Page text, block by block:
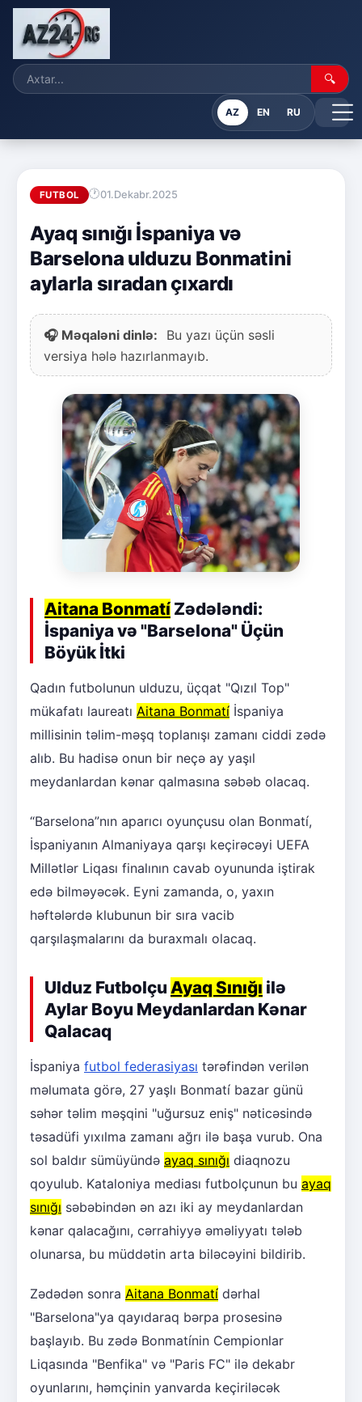
🔍
AZ EN RU
FUTBOL 01.Dekabr.2025
Ayaq sınığı İspaniya və
Barselona ulduzu Bonmatini
aylarla sıradan çıxardı
🎧 Məqaləni dinlə:
Bu yazı üçün səsli
versiya hələ hazırlanmayıb.
Aitana Bonmatí Zədələndi:
İspaniya və "Barselona" Üçün
Böyük İtki
Qadın futbolunun ulduzu, üçqat "Qızıl Top"
mükafatı laureatı Aitana Bonmatí İspaniya
millisinin təlim-məşq toplanışı zamanı ciddi zədə
alıb. Bu hadisə onun bir neçə ay yaşıl
meydanlardan kənar qalmasına səbəb olacaq.
“Barselona”nın aparıcı oyunçusu olan Bonmatí,
İspaniyanın Almaniyaya qarşı keçirəcəyi UEFA
Millətlər Liqası finalının cavab oyununda iştirak
edə bilməyəcək. Eyni zamanda, o, yaxın
həftələrdə klubunun bir sıra vacib
qarşılaşmalarını da buraxmalı olacaq.
Ulduz Futbolçu Ayaq Sınığı ilə
Aylar Boyu Meydanlardan Kənar
Qalacaq
İspaniya futbol federasiyası tərəfindən verilən
məlumata görə, 27 yaşlı Bonmatí bazar günü
səhər təlim məşqini "uğursuz eniş" nəticəsində
təsadüfi yıxılma zamanı ağrı ilə başa vurub. Ona
sol baldır sümüyündə ayaq sınığı diaqnozu
qoyulub. Kataloniya mediası futbolçunun bu ayaq
sınığı səbəbindən ən azı iki ay meydanlardan
kənar qalacağını, cərrahiyyə əməliyyatı tələb
olunarsa, bu müddətin arta biləcəyini bildirib.
Zədədən sonra Aitana Bonmatí dərhal
"Barselona"ya qayıdaraq bərpa prosesinə
başlayıb. Bu zədə Bonmatínin Cempionlar
Liqasında "Benfika" və "Paris FC" ilə dekabr
oyunlarını, həmçinin yanvarda keçiriləcək